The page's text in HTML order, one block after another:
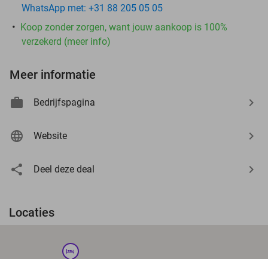
WhatsApp met: +31 88 205 05 05
Koop zonder zorgen, want jouw aankoop is 100%
verzekerd (meer info)
Meer informatie
Bedrijfspagina
Website
Deel deze deal
Locaties
hotel